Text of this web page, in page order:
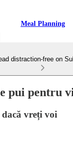
Meal Planning
distraction-free on
pui pentru
vreți voi